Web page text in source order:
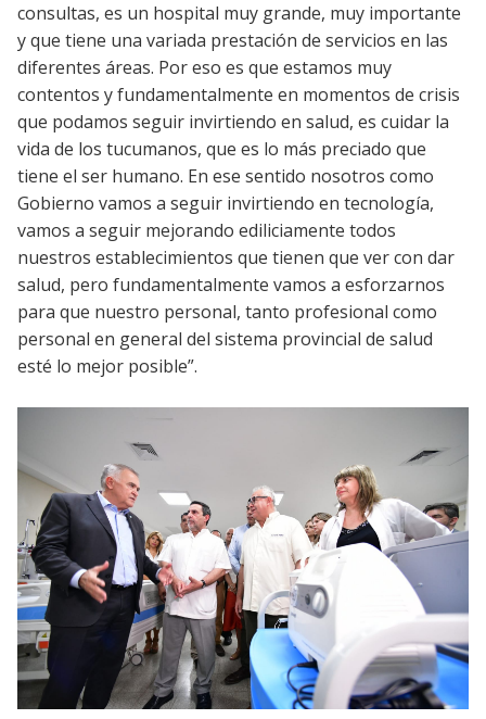
consultas, es un hospital muy grande, muy importante
y que tiene una variada prestación de servicios en las
diferentes áreas. Por eso es que estamos muy
contentos y fundamentalmente en momentos de crisis
que podamos seguir invirtiendo en salud, es cuidar la
vida de los tucumanos, que es lo más preciado que
tiene el ser humano. En ese sentido nosotros como
Gobierno vamos a seguir invirtiendo en tecnología,
vamos a seguir mejorando ediliciamente todos
nuestros establecimientos que tienen que ver con dar
salud, pero fundamentalmente vamos a esforzarnos
para que nuestro personal, tanto profesional como
personal en general del sistema provincial de salud
esté lo mejor posible”.